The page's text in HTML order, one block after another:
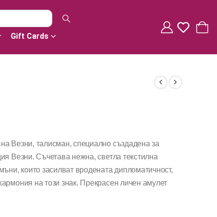
Gift Cards
Везни, талисман, специално създадена за
Везни. Съчетава нежна, светла текстилна
които засилват вродената дипломатичност,
на този знак. Прекрасен личен амулет